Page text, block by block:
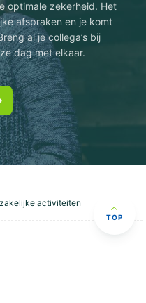
optimale zekerheid. Het
afspraken en je komt
al je collega’s bij
dag met elkaar.
activiteiten
TOP